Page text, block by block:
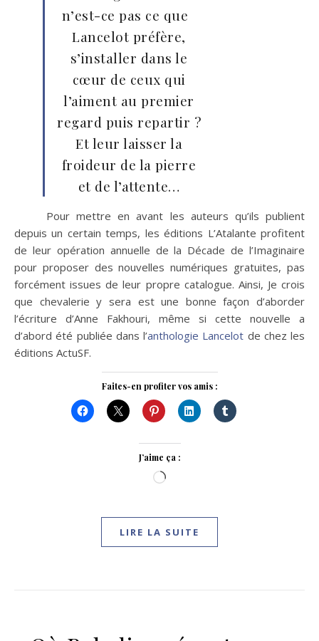
n’est-ce pas ce que
Lancelot préfère,
s’installer dans le
cœur de ceux qui
l’aiment au premier
regard puis repartir ?
Et leur laisser la
froideur de la pierre
et de l’attente…
Pour mettre en avant les auteurs qu’ils publient
depuis un certain temps, les éditions L’Atalante profitent
de leur opération annuelle de la Décade de l’Imaginaire
pour proposer des nouvelles numériques gratuites, pas
forcément issues de leur propre catalogue. Ainsi, Je crois
que chevalerie y sera est une bonne façon d’aborder
l’écriture d’Anne Fakhouri, même si cette nouvelle a
d’abord été publiée dans l’anthologie Lancelot de chez les
éditions ActuSF.
Faites-en profiter vos amis :
J’aime ça :
Chargement…
LIRE LA SUITE